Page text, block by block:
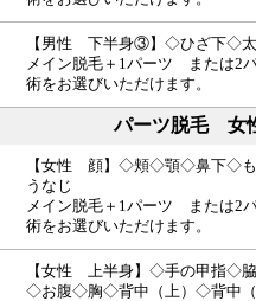
【男性 下半身③】◇ひざ下◇太
メイン脱毛＋1パーツ または2
術をお選びいただけます。
パーツ脱毛 女
【女性 顔】◇頬◇顎◇鼻下◇
うなじ
メイン脱毛＋1パーツ または2
術をお選びいただけます。
【女性 上半身】◇手の甲指◇
◇お腹◇胸◇背中（上）◇背中（